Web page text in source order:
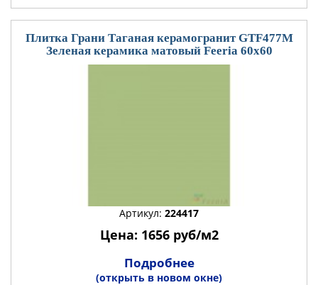
Плитка Грани Таганая керамогранит GTF477М
Зеленая керамика матовый Feeria 60x60
Артикул: 224417
Цена: 1656 руб/м2
Подробнее
(открыть в новом окне)